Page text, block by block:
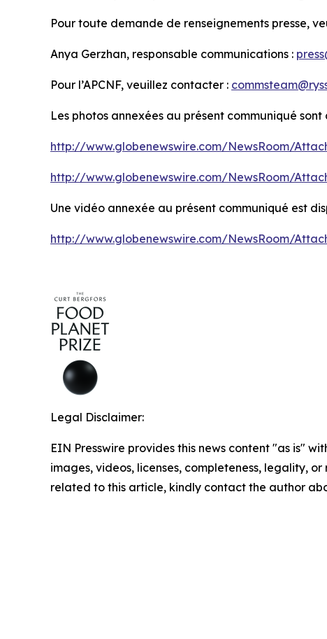
Pour toute demande de renseignements presse,
Anya Gerzhan, responsable communications :
Pour l’APCNF, veuillez contacter :
Les photos annexées au présent communiqué
http://www.globenewswire.com/NewsRoom/
http://www.globenewswire.com/NewsRoom/
Une vidéo annexée au présent communiqué est
http://www.globenewswire.com/NewsRoom/
Legal Disclaimer:
EIN Presswire provides this news content "as is"
images, videos, licenses, completeness, legality,
related to this article, kindly contact the author